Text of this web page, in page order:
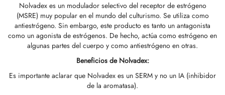
Nolvadex es un modulador selectivo del receptor de estrógeno
(MSRE) muy popular en el mundo del culturismo. Se utiliza como
antiestrógeno. Sin embargo, este producto es tanto un antagonista
como un agonista de estrógenos. De hecho, actúa como estrógeno en
algunas partes del cuerpo y como antiestrógeno en otras.
Beneficios de Nolvadex:
Es importante aclarar que Nolvadex es un SERM y no un IA (inhibidor
de la aromatasa).
🇪🇺
Entrega Y Venta Minorista Por Almacén
Unidos 🇺🇸
Entrega Y Venta Minorista Por Almacén
🌍
Entrega Y Venta Minorista Por Almacén
De 1-Testosterona (DHB)
De Anadrol (oximetolona)
De Masteron (Drostanolona)
De Masteron (drostanolona)
De Masteron (Drostanolona)
De Trembolona
De Trembolona
Testosterona (suspensión)
De Testosterona
(oximetolona) Oral
(oxandrolona)
/ T6
T4
(anastrozol)
(clomifeno)
De Inyección
De Inyección
Para Inyección Intramuscular
Para Inyección Subcutánea
I
II
1-29
C
De Peso
(sibutramina)
– Cardarine
Antienvejecimiento
De Resistencia
De Soporte
De Pago
Un Descuento